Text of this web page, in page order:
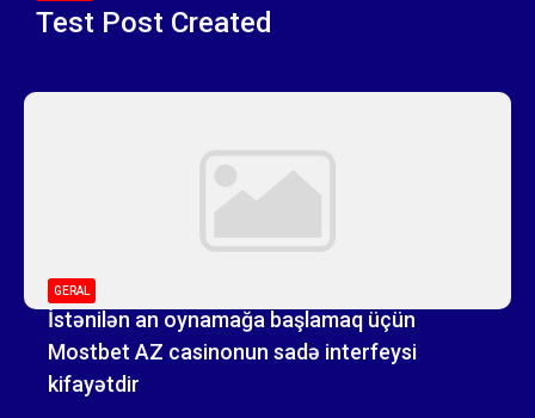
Test Post Created
GERAL
İstənilən an oynamağa başlamaq üçün
Mostbet AZ casinonun sadə interfeysi
kifayətdir